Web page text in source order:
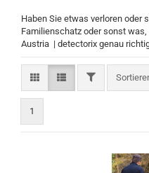
Haben Sie etwas verloren oder
Familienschatz oder sonst
Austria | detectorix genau
FILTER
1